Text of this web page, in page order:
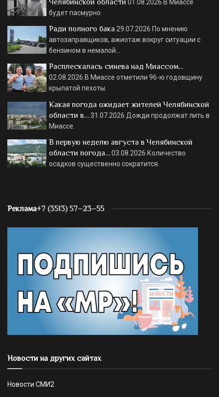
Челябинской области 01.08.2026 В Миассе
будет пасмурно.
Ради полного бака 29.07.2026 По мнению
автозаправщиков, ажиотаж вокруг ситуации с
бензином в немалой…
Расплескалась синева над Миассом…
02.08.2026 В Миассе отметили 96-ю годовщину
крылатой пехоты.
Какая погода ожидает жителей Челябинской
области в…31.07.2026 Дожди продолжат лить в
Миассе.
В первую неделю августа в Челябинской
области погода…03.08.2026 Количество
осадков существенно сократится.
Реклама+7 (3513) 57–23–55
Новости на других сайтах
Новости СМИ2